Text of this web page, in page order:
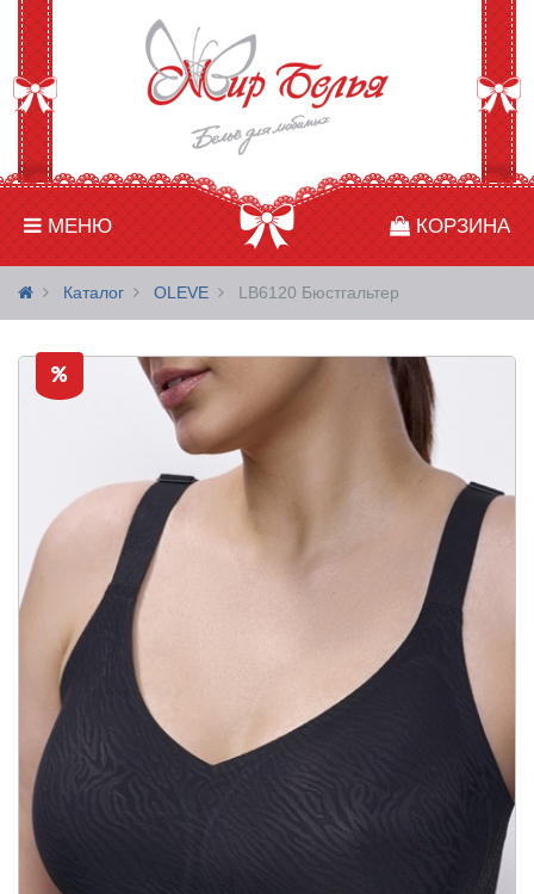
МЕНЮ КОРЗИНА
Каталог OLEVE LB6120 Бюстгальтер